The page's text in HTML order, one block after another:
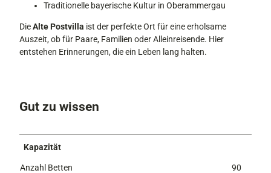
3
9
d
Traditionelle bayerische Kultur in Oberammergau
DieAlte Postvilla ist der perfekte Ort für eine erholsame
Auszeit, ob für Paare, Familien oder Alleinreisende. Hier
entstehen Erinnerungen, die ein Leben lang halten.
Gut zu wissen
Kapazität
Anzahl Betten
90